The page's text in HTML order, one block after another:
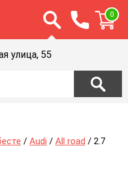
Открыть строку
0
улица, 55
/ Audi / All road / 2.7